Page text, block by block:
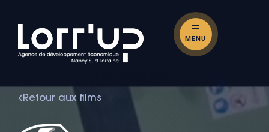
MENU
Retour aux films